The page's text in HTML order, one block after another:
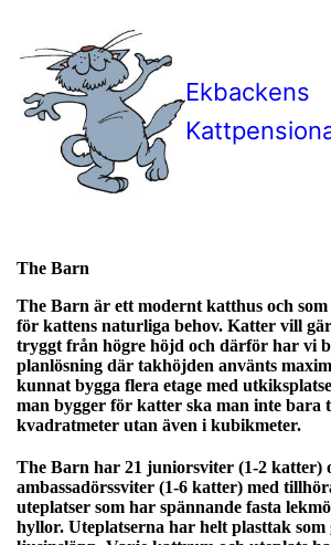
Ekbackens
The Barn
The Barn är ett modernt katthus och som
för kattens naturliga behov. Katter vill
tryggt från högre höjd och därför har vi
planlösning där takhöjden använts
kunnat bygga flera etage med
man bygger för katter ska man inte bara
kvadratmeter utan även i kubikmeter.
The Barn har 21 juniorsviter (1-2 katter)
ambassadörssviter (1-6 katter) med
uteplatser som har spännande fasta
hyllor. Uteplatserna har helt plasttak som